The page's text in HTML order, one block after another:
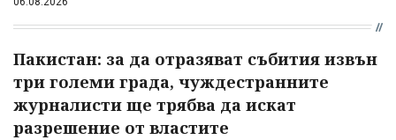
Пакистан: за да отразяват събития извън
три големи града, чуждестранните
журналисти ще трябва да искат
разрешение от властите